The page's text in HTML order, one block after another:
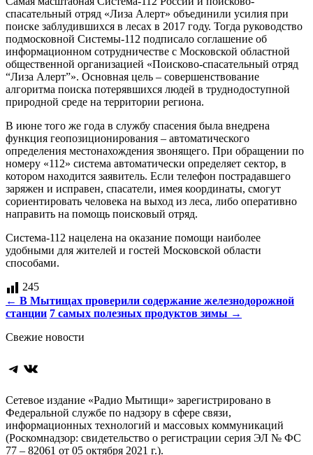
спасательный отряд «Лиза Алерт» объединили усилия при
поиске заблудившихся в лесах в 2017 году. Тогда руководство
подмосковной Системы-112 подписало соглашение об
информационном сотрудничестве с Московской областной
общественной организацией «Поисково-спасательный отряд
“Лиза Алерт”». Основная цель – совершенствование
алгоритма поиска потерявшихся людей в труднодоступной
природной среде на территории региона.
В июне того же года в службу спасения была внедрена
функция геопозиционирования – автоматического
определения местонахождения звонящего. При обращении по
номеру «112» система автоматически определяет сектор, в
котором находится заявитель. Если телефон пострадавшего
заряжен и исправен, спасатели, имея координаты, смогут
сориентировать человека на выход из леса, либо оперативно
направить на помощь поисковый отряд.
Система-112 нацелена на оказание помощи наиболее
удобными для жителей и гостей Московской области
способами.
245
Навигация
по
записям
← В Мытищах проверили содержание железнодорожной
станции 7 самых полезных продуктов зимы →
Свежие новости
Telegram
ВКонтакте
Сетевое издание «Радио Мытищи» зарегистрировано в
Федеральной службе по надзору в сфере связи,
информационных технологий и массовых коммуникаций
(Роскомнадзор: свидетельство о регистрации серия ЭЛ № ФС
77 – 82061 от 05 октября 2021 г.).